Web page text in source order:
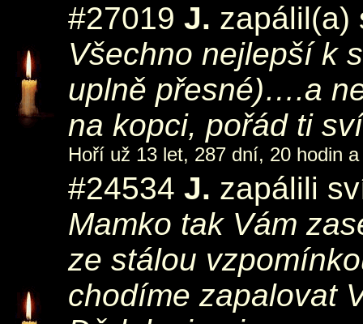
#27019 J.
Všechno nejlepší k
uplně přesné)….a
na kopci, pořád ti
Hoří už 13 let, 287 dní, 20 hodin
#24534 J. zapálili
Mamko tak Vám
ze stálou
chodíme zapalovat